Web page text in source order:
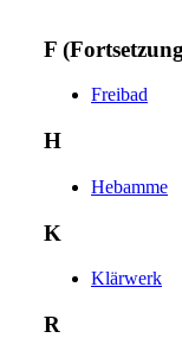
F
Freibad
H
Hebamme
K
Klärwerk
R